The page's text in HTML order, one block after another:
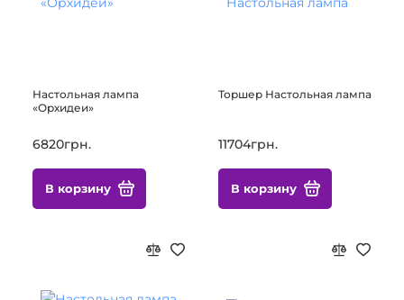
Настольная лампа
«Орхидеи»
6820грн.
В корзину
Торшер Настольная лампа
11704грн.
В корзину